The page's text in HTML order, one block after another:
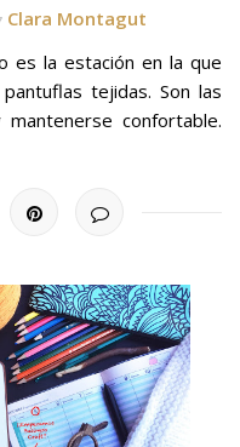
Clara Montagut
es la estación en la que
tejidas. Son las
confortable.